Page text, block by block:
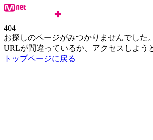
404
お探しのページがみつかりませんでした。
URLが間違っているか、アクセスしよう
トップページに戻る